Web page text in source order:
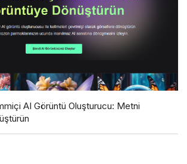
AI Görüntü Oluşturucu: Metni